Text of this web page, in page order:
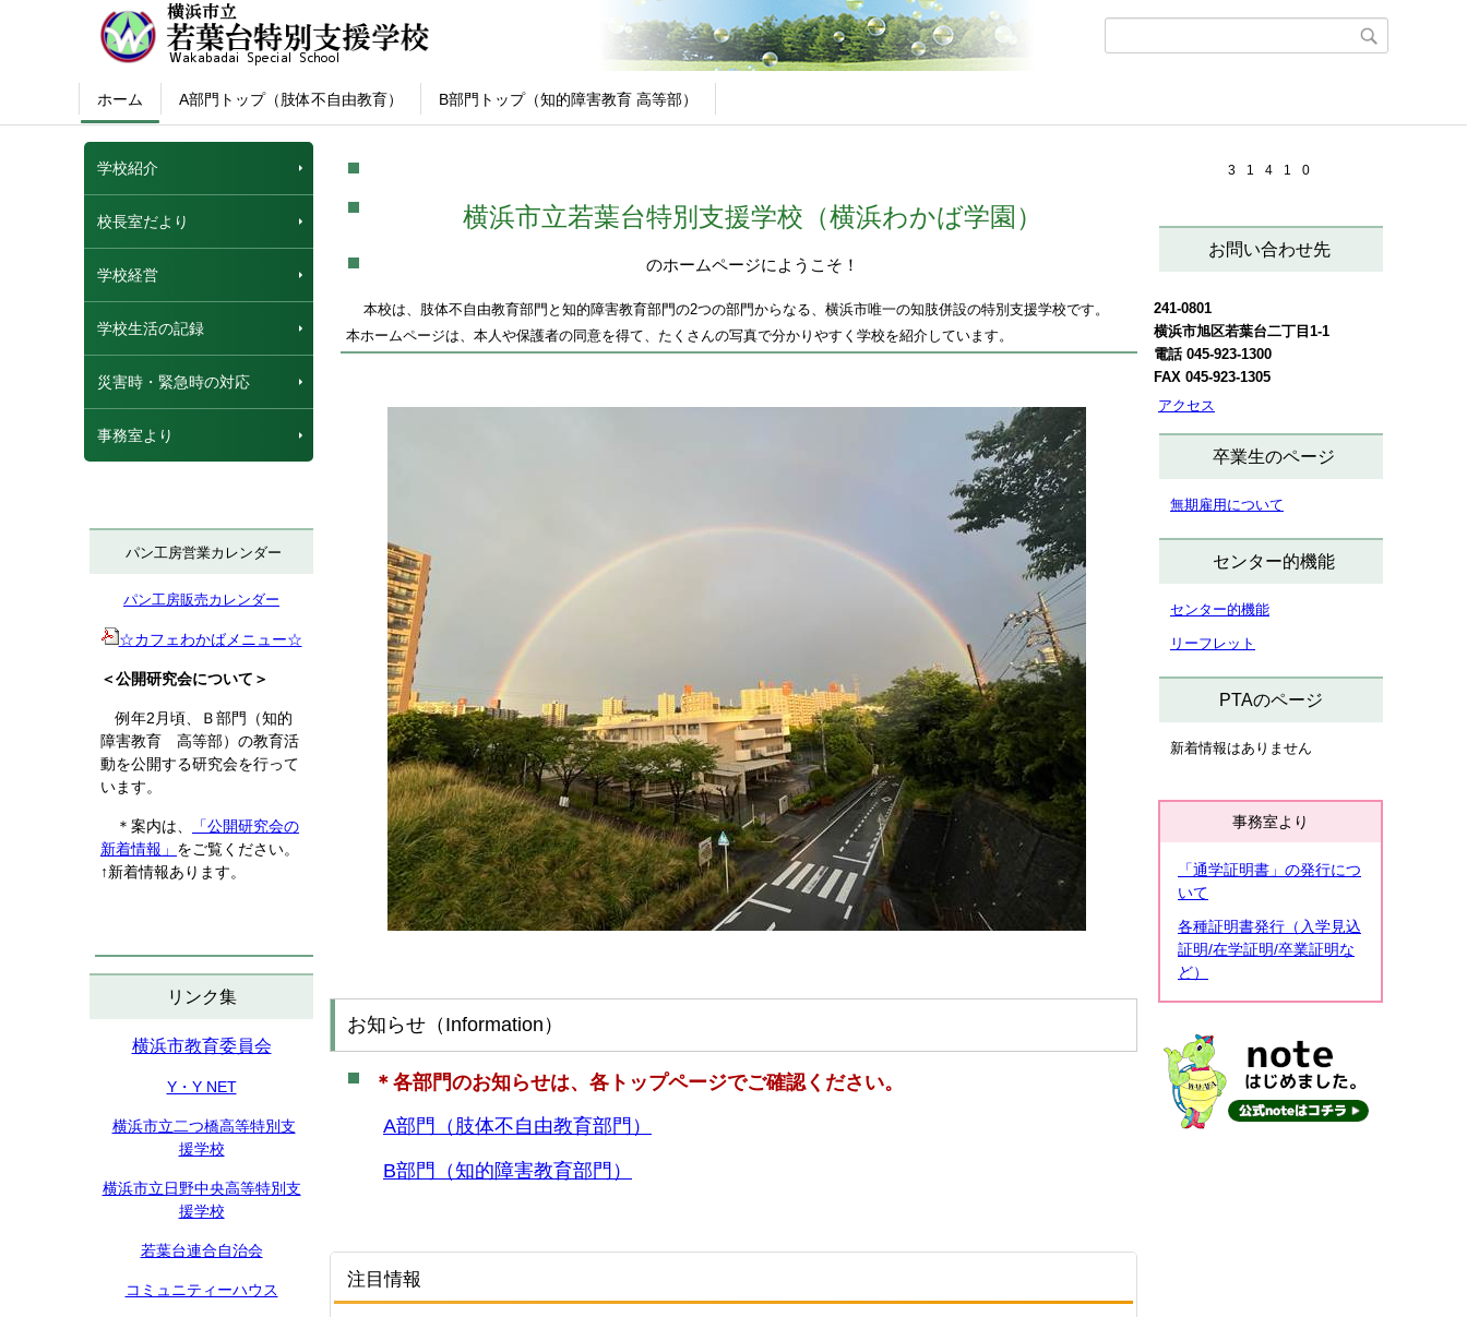
ホーム A部門トップ（肢体不自由教育） B部門トップ（知的障害教育 高等部）
学校紹介
校長室だより
学校経営
学校生活の記録
災害時・緊急時の対応
事務室より
パン工房営業カレンダー
パン工房販売カレンダー
☆カフェわかばメニュー☆
＜公開研究会について＞
例年2月頃、Ｂ部門（知的
障害教育 高等部）の教育活
動を公開する研究会を行って
います。
＊案内は、
「公開研究会の
新着情報」 をご覧ください。
↑新着情報あります。
リンク集
横浜市教育委員会
Y・Y NET
横浜市立二つ橋高等特別支
援学校
横浜市立日野中央高等特別支
援学校
若葉台連合自治会
コミュニティーハウス
横浜市立若葉台特別支援学校（横浜わかば学園）
のホームページにようこそ！
本校は、肢体不自由教育部門と知的障害教育部門の2つの部門からなる、横浜市唯一の知肢併設の特別支援学校です。
本ホームページは、本人や保護者の同意を得て、たくさんの写真で分かりやすく学校を紹介しています。
お知らせ（Information）
＊各部門のお知らせは、各トップページでご確認ください。
A部門（肢体不自由教育部門）
B部門（知的障害教育部門）
注目情報
3 1 4 1 0
お問い合わせ先
241-0801
横浜市旭区若葉台二丁目1-1
電話 045-923-1300
FAX 045-923-1305
アクセス
卒業生のページ
無期雇用について
センター的機能
センター的機能
リーフレット
PTAのページ
新着情報はありません
事務室より
「通学証明書」の発行につ
いて
各種証明書発行（入学見込
証明/在学証明/卒業証明な
ど）